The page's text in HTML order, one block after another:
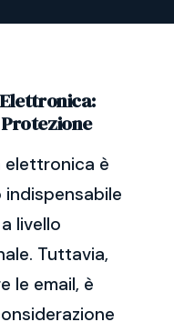
elettronica è
livello
Tuttavia,
le email, è